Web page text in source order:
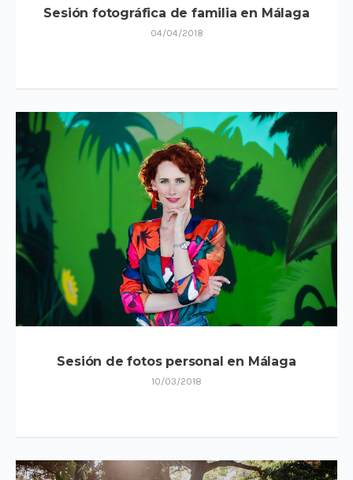
Sesión fotográfica de familia en Málaga
04/04/2018
Sesión de fotos personal en Málaga
10/03/2018